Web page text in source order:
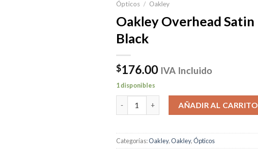
Ópticos / Oakley
Oakley Overhead Satin
Black
$176.00 IVA Incluido
1 disponibles
Oakley Overhead Satin Black cantidad
AÑADIR AL CARRITO
Categorías:Oakley,Oakley,Ópticos